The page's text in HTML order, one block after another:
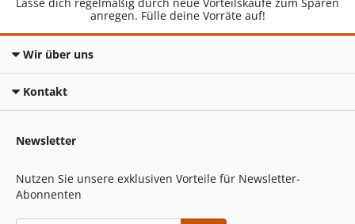
Lasse dich regelmäßig durch neue Vorteilskäufe zum Sparen
anregen. Fülle deine Vorräte auf!
Wir über uns
Kontakt
Newsletter
Nutzen Sie unsere exklusiven Vorteile für Newsletter-
Abonnenten